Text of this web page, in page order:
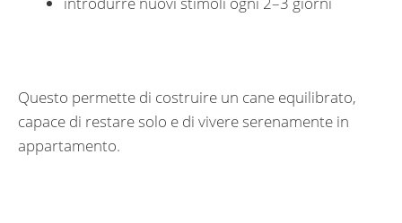
Questo permette di costruire un cane equilibrato,
capace di restare solo e di vivere serenamente in
appartamento.